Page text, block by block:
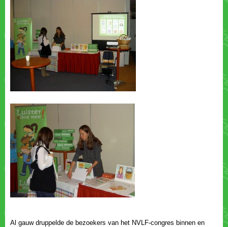
Al gauw druppelde de bezoekers van het NVLF-congres binnen en